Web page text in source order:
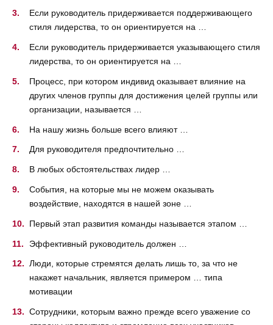
Если руководитель придерживается поддерживающего
стиля лидерства, то он ориентируется на …
Если руководитель придерживается указывающего стиля
лидерства, то он ориентируется на …
Процесс, при котором индивид оказывает влияние на
других членов группы для достижения целей группы или
организации, называется …
На нашу жизнь больше всего влияют …
Для руководителя предпочтительно …
В любых обстоятельствах лидер …
События, на которые мы не можем оказывать
воздействие, находятся в нашей зоне …
Первый этап развития команды называется этапом …
Эффективный руководитель должен …
Люди, которые стремятся делать лишь то, за что не
накажет начальник, является примером … типа
мотивации
Сотрудники, которым важно прежде всего уважение со